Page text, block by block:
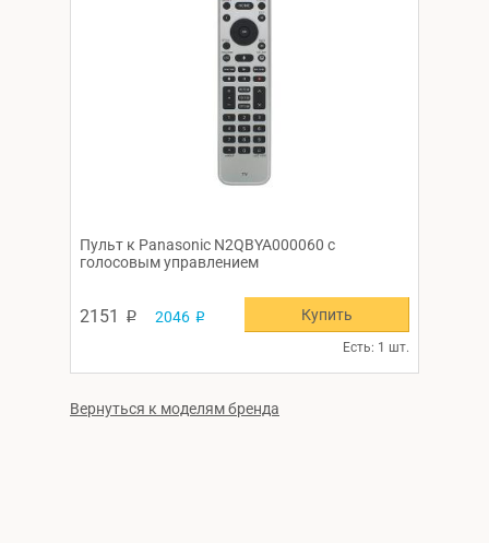
Пульт к Panasonic N2QBYA000060 с
голосовым управлением
2151 p 2046 p
Есть: 1 шт.
Купить
Вернуться к моделям бренда